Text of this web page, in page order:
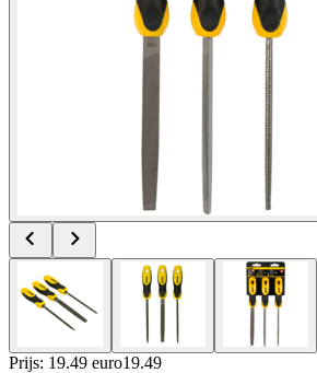
Prijs: 19.49 euro19.49